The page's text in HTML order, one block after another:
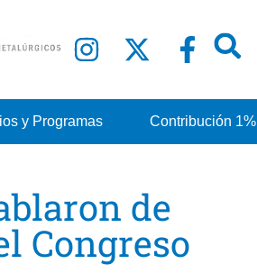
y Programas Contribución 1%
de
Congreso